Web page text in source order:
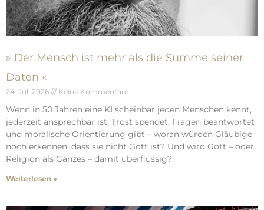
» Der Mensch ist mehr als die Summe seiner
Daten «
24. Juli 2026 Keine Kommentare
Wenn in 50 Jahren eine KI scheinbar jeden Menschen kennt,
jederzeit ansprechbar ist, Trost spendet, Fragen beantwortet
und moralische Orientierung gibt – woran würden Gläubige
noch erkennen, dass sie nicht Gott ist? Und wird Gott – oder
Religion als Ganzes – damit überflüssig?
Weiterlesen »